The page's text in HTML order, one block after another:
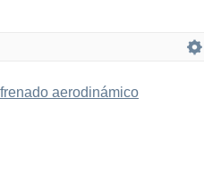
aerodinámico